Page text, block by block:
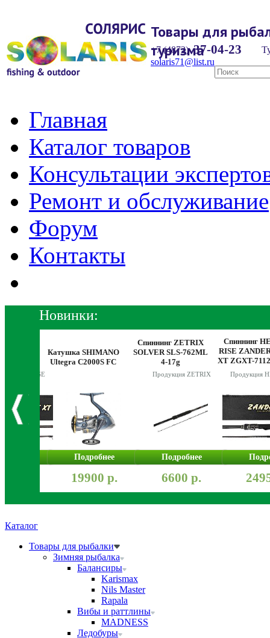
Товары для
туризма
+7 (4872) 37-04-23
solaris71@list.ru
Главная
Каталог товаров
Консультации
Ремонт и обслуживание
Форум
Контакты
Новинки:
HEARTY RISE
Катушка SHIMANO
Ultegra C2000S FC
Подробнее
19900 р.
Спиннинг ZETRIX
SOLVER SLS-762ML
4-17g
Продукция ZETRIX
Подробнее
6600 р.
Спиннинг
RISE
XT ZGXT-
14-60g
Продукция
Каталог
Товары для рыбалки
Зимняя рыбалка
Балансиры
Karismax
Nils Master
Rapala
Вибы и раттлины
MADNESS
Ледобуры